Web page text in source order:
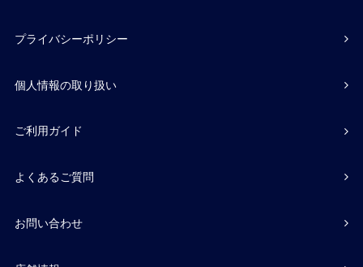
プライバシーポリシー
個人情報の取り扱い
ご利用ガイド
よくあるご質問
お問い合わせ